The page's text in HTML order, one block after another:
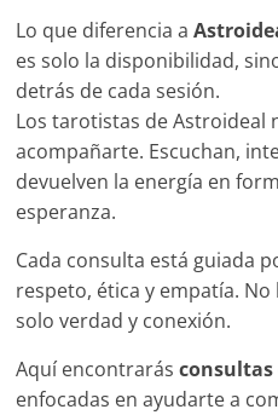
Lo que diferencia a
es solo la disponibilidad,
detrás de cada sesión.
Los tarotistas de Astroideal
acompañarte. Escuchan,
devuelven la energía en
esperanza.
Cada consulta está guiada
respeto, ética y empatía.
solo verdad y conexión.
Aquí encontrarás
enfocadas en ayudarte a